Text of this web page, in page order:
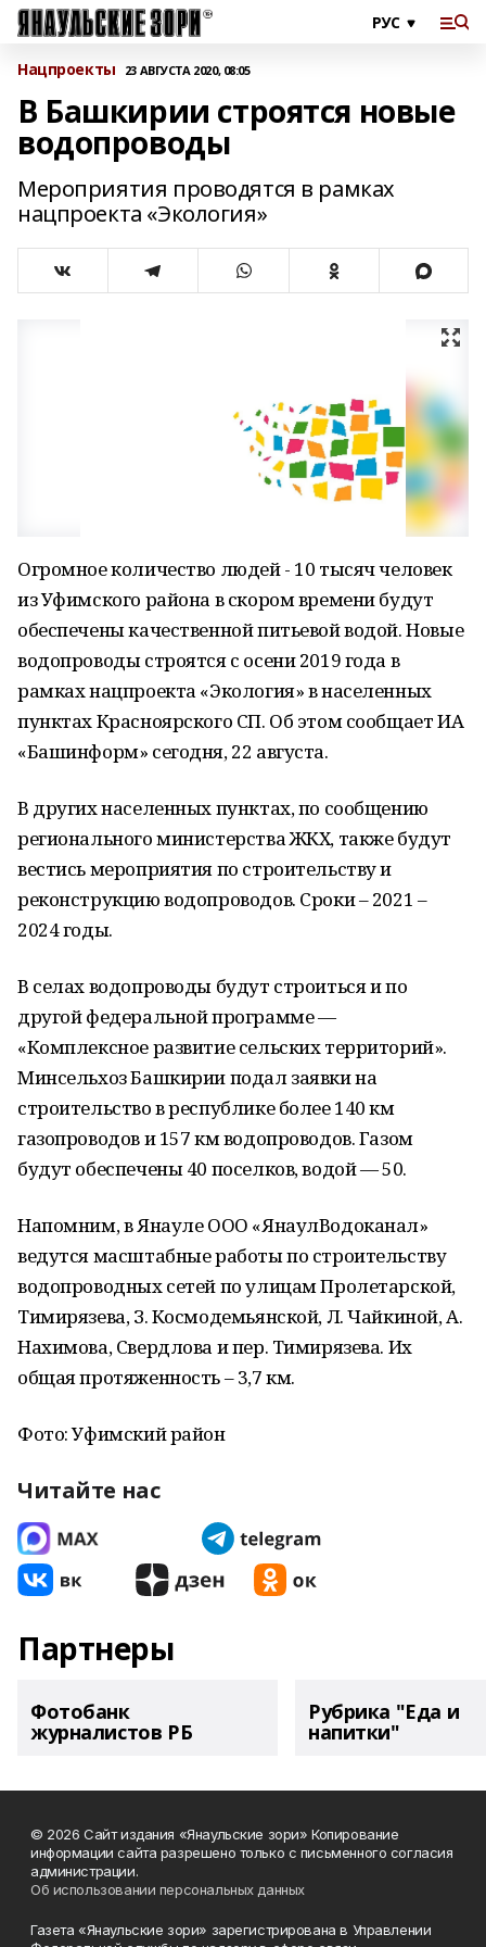
Нацпроекты 23 АВГУСТА 2020, 08:05
В Башкирии строятся новые
водопроводы
Мероприятия проводятся в рамках
нацпроекта «Экология»
Огромное количество людей - 10 тысяч человек
из Уфимского района в скором времени будут
обеспечены качественной питьевой водой. Новые
водопроводы строятся с осени 2019 года в
рамках нацпроекта «Экология» в населенных
пунктах Красноярского СП. Об этом сообщает ИА
«Башинформ» сегодня, 22 августа.
В других населенных пунктах, по сообщению
регионального министерства ЖКХ, также будут
вестись мероприятия по строительству и
реконструкцию водопроводов. Сроки – 2021 –
2024 годы.
В селах водопроводы будут строиться и по
другой федеральной программе —
«Комплексное развитие сельских территорий».
Минсельхоз Башкирии подал заявки на
строительство в республике более 140 км
газопроводов и 157 км водопроводов. Газом
будут обеспечены 40 поселков, водой — 50.
Напомним, в Янауле ООО «ЯнаулВодоканал»
ведутся масштабные работы по строительству
водопроводных сетей по улицам Пролетарской,
Тимирязева, З. Космодемьянской, Л. Чайкиной, А.
Нахимова, Свердлова и пер. Тимирязева. Их
общая протяженность – 3,7 км.
Фото: Уфимский район
Читайте нас
Партнеры
Фотобанк
журналистов РБ
Рубрика "Еда и
напитки"
© 2026 Сайт издания «Янаульские зори» Копирование
информации сайта разрешено только с письменного согласия
администрации.
Об использовании персональных данных
Газета «Янаульские зори» зарегистрирована в Управлении